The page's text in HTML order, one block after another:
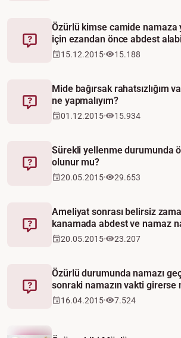
Fetva
Özürlü kimse camide namaza
için ezandan önce abdest
15.12.2015 15.188
Fetva
Mide bağırsak rahatsızlığım
ne yapmalıyım?
01.12.2015 15.934
Fetva
Sürekli yellenme durumunda
olunur mu?
20.05.2015 29.653
Fetva
Ameliyat sonrası belirsiz
kanamada abdest ve namaz
20.05.2015 23.207
Fetva
Özürlü durumunda namazı
sonraki namazın vakti girerse
olur mu?
16.04.2015 7.524
Video